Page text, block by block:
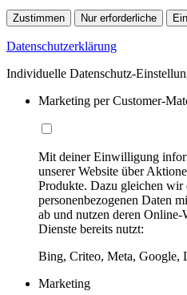
Zustimmen Nur erforderliche
Datenschutzerklärung
Individuelle Datenschutz-
Marketing per Customer-
Mit deiner Einwilligung
unserer Website über
Produkte. Dazu gleichen wir
personenbezogenen Daten
ab und nutzen deren Online-
Dienste bereits nutzt:
Bing, Criteo, Meta, Google,
Marketing